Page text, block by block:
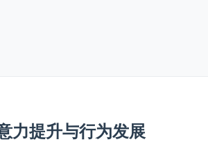
力提升与行为发展